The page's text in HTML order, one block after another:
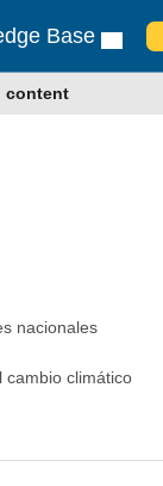
Base
content
nacionales
cambio climático